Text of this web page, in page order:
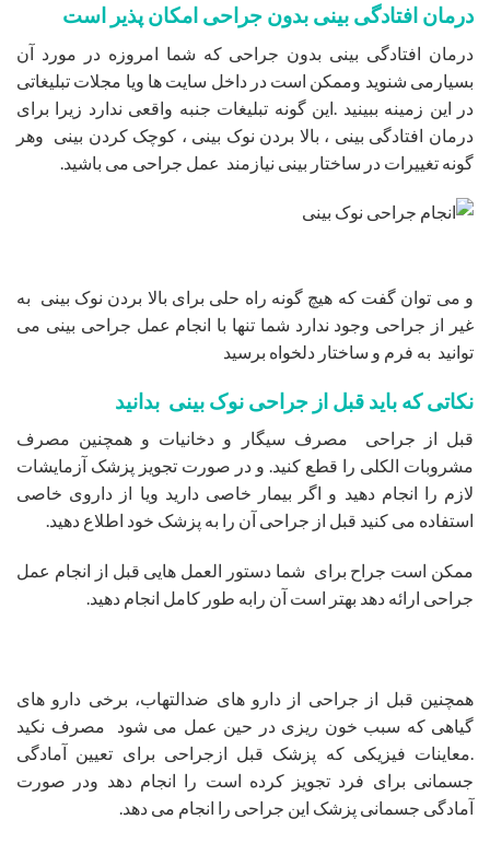
درمان افتادگی بینی بدون جراحی امکان پذیر است
درمان افتادگی بینی بدون جراحی که شما امروزه در مورد آن
بسیارمی شنوید وممکن است در داخل سایت ها ویا مجلات تبلیغاتی
در این زمینه ببینید .این گونه تبلیغات جنبه واقعی ندارد زیرا برای
درمان افتادگی بینی ، بالا بردن نوک بینی ، کوچک کردن بینی وهر
گونه تغییرات در ساختار بینی نیازمند عمل جراحی می باشید.
و می توان گفت که هیچ گونه راه حلی برای بالا بردن نوک بینی به
غیر از جراحی وجود ندارد شما تنها با انجام عمل جراحی بینی می
توانید به فرم و ساختار دلخواه برسید
نکاتی که باید قبل از جراحی نوک بینی بدانید
قبل از جراحی مصرف سیگار و دخانیات و همچنین مصرف
مشروبات الکلی را قطع کنید. و در صورت تجویز پزشک آزمایشات
لازم را انجام دهید و اگر بیمار خاصی دارید ویا از داروی خاصی
استفاده می کنید قبل از جراحی آن را به پزشک خود اطلاع دهید.
ممکن است جراح برای شما دستور العمل هایی قبل از انجام عمل
جراحی ارائه دهد بهتر است آن رابه طور کامل انجام دهید.
همچنین قبل از جراحی از دارو های ضدالتهاب، برخی دارو های
گیاهی که سبب خون ریزی در حین عمل می شود مصرف نکید
.معاینات فیزیکی که پزشک قبل ازجراحی برای تعیین آمادگی
جسمانی برای فرد تجویز کرده است را انجام دهد ودر صورت
آمادگی جسمانی پزشک این جراحی را انجام می دهد.